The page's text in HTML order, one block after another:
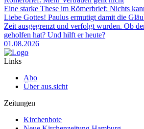
Eine starke These im Römerbrief: Nichts
Liebe Gottes! Paulus ermutigt damit die
Zeit ausgegrenzt und verfolgt wurden. Ob
geholfen hat? Und hilft er heute?
01.08.2026
Links
Abo
Über aus.sicht
Zeitungen
Kirchenbote